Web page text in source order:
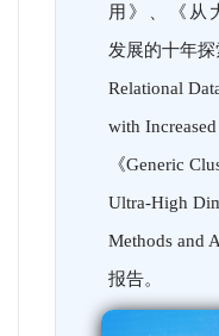
用》、《从
发展的十年探
Relational
with
《Generic
Ultra-High
Methods and
报告。